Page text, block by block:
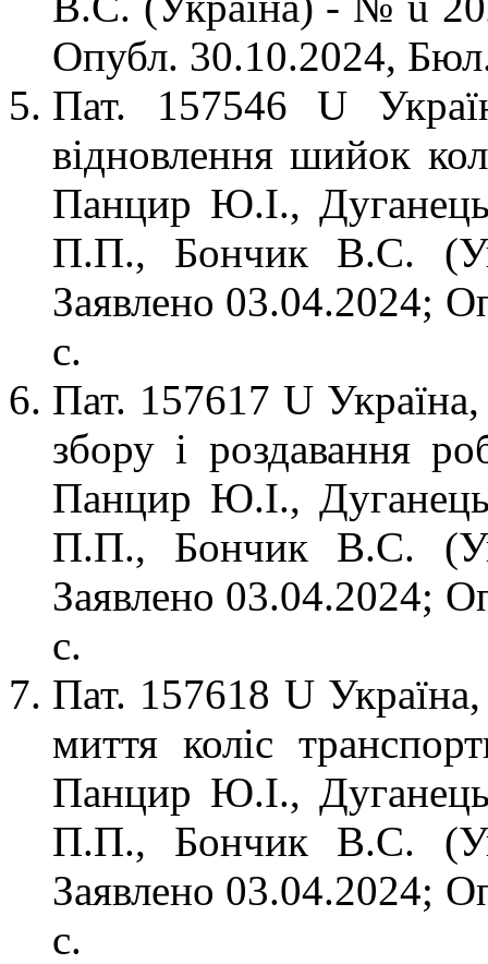
Опубл. 30.10.2024,
Пат. 157546 U
відновлення шийок
Панцир Ю.І.,
П.П., Бончик В.С.
Заявлено 03.04.2024;
с.
Пат. 157617 U
збору і роздавання
Панцир Ю.І.,
П.П., Бончик В.С.
Заявлено 03.04.2024;
с.
Пат. 157618 U
миття коліс
Панцир Ю.І.,
П.П., Бончик В.С.
Заявлено 03.04.2024;
с.